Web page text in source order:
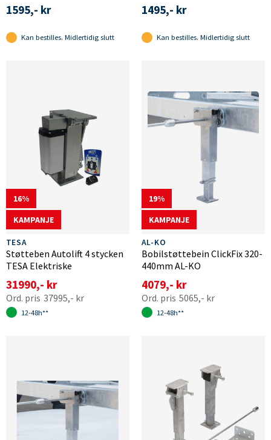
1595,- kr
Kan bestilles. Midlertidig slutt
1495,- kr
Kan bestilles. Midlertidig slutt
16
KAMPANJE
TESA
Støtteben Autolift 4 stycken
TESA Elektriske
31990,- kr
37995,- kr
12-48h**
19
KAMPANJE
AL-KO
Bobilstøttebein ClickFix 320-
440mm AL-KO
4079,- kr
5065,- kr
12-48h**